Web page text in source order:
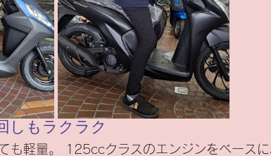
しもラクラク
も軽量。 125ccクラスのエンジンをベース